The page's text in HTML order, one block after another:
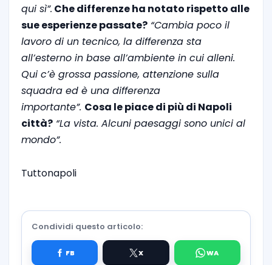
qui sì”. Che differenze ha notato rispetto alle
sue esperienze passate? “Cambia poco il
lavoro di un tecnico, la differenza sta
all’esterno in base all’ambiente in cui alleni.
Qui c’è grossa passione, attenzione sulla
squadra ed è una differenza
importante”. Cosa le piace di più di Napoli
città? “La vista. Alcuni paesaggi sono unici al
mondo”.
Tuttonapoli
Condividi questo articolo: